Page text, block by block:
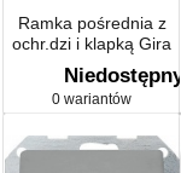
Ramka pośrednia z
ochr.dzi i klapką Gira
E22 naturalny stalowy
Niedostępny
0 wariantów